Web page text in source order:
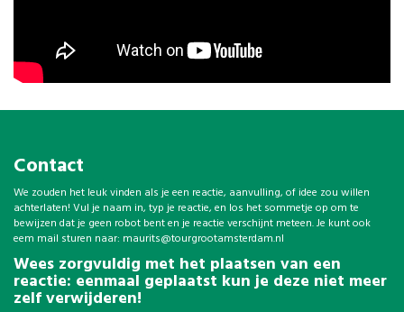
Contact
We zouden het leuk vinden als je een reactie, aanvulling, of idee zou willen
achterlaten! Vul je naam in, typ je reactie, en los het sommetje op om te
bewijzen dat je geen robot bent en je reactie verschijnt meteen. Je kunt ook
eem mail sturen naar: maurits@tourgrootamsterdam.nl
Wees zorgvuldig met het plaatsen van een
reactie: eenmaal geplaatst kun je deze niet meer
zelf verwijderen!